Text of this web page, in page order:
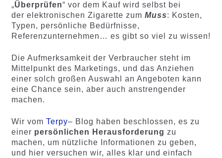
„Überprüfen“ vor dem Kauf wird selbst bei
der elektronischen Zigarette zum Muss: Kosten,
Typen, persönliche Bedürfnisse,
Referenzunternehmen… es gibt so viel zu wissen!
Die Aufmerksamkeit der Verbraucher steht im
Mittelpunkt des Marketings, und das Anziehen
einer solch großen Auswahl an Angeboten kann
eine Chance sein, aber auch anstrengender
machen.
Wir vom Terpy– Blog haben beschlossen, es zu
einer persönlichen Herausforderung zu
machen, um nützliche Informationen zu geben,
und hier versuchen wir, alles klar und einfach